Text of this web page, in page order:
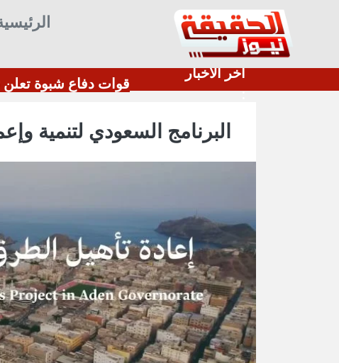
أخر الأخبار
:
استشهاد وإصابة 7 جنود من دفاع شبوة بقصف حوثي على حريب
البرنامج السعودي لتنمية